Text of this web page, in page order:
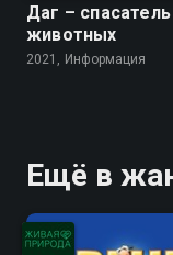
Даг – спасатель
животных
2021, Информация
Ещё в